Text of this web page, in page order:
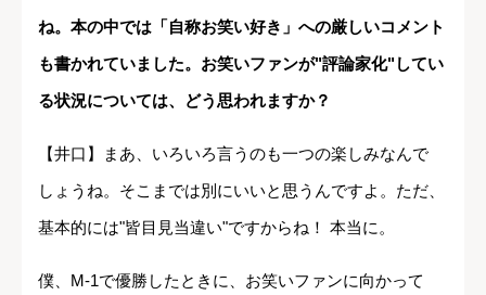
ね。本の中では「自称お笑い好き」への厳しいコメント
も書かれていました。お笑いファンが"評論家化"してい
る状況については、どう思われますか？
【井口】まあ、いろいろ言うのも一つの楽しみなんで
しょうね。そこまでは別にいいと思うんですよ。ただ、
基本的には"皆目見当違い"ですからね！ 本当に。
僕、M-1で優勝したときに、お笑いファンに向かって